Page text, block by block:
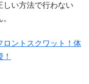
しい方法で行わない
ロントスクワット！体